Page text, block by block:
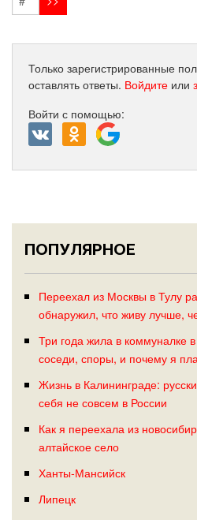
Только зарегистрированные
оставлять ответы. Войдите или
Войти с помощью:
ПОПУЛЯРНОЕ
Переехал из Москвы в Тулу
обнаружил, что живу лучше,
Три года жила в коммуналке
соседи, споры, и почему я
Жизнь в Калининграде:
себя не совсем в России
Как я переехала из
алтайское село
Ханты-Мансийск
Липецк